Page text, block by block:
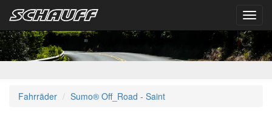
Fahrräder Sumo® Off_Road - Saint